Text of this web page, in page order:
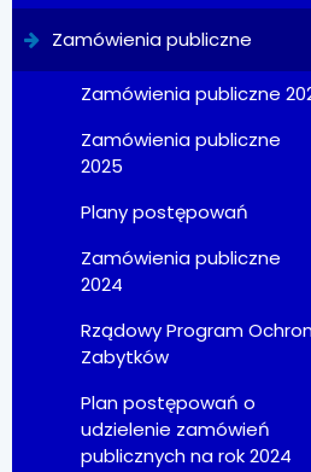
Zamówienia publiczne
Zamówienia publiczne
Zamówienia publiczne
2025
Plany postępowań
Zamówienia publiczne
2024
Rządowy Program
Zabytków
Plan postępowań o
udzielenie zamówień
publicznych na rok 2024